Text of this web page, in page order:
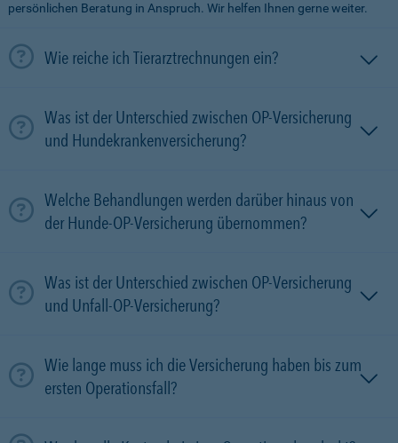
persönlichen Beratung in Anspruch. Wir helfen Ihnen gerne weiter.
Wie reiche ich Tierarztrechnungen ein?
Was ist der Unterschied zwischen OP-Versicherung
und Hundekrankenversicherung?
Welche Behandlungen werden darüber hinaus von
der Hunde-OP-Versicherung übernommen?
Was ist der Unterschied zwischen OP-Versicherung
und Unfall-OP-Versicherung?
Wie lange muss ich die Versicherung haben bis zum
ersten Operationsfall?